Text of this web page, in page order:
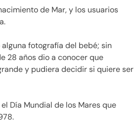
de Mar, y los usuarios
fotografía del bebé; sin
28 años dio a conocer que
y pudiera decidir si quiere ser
Día Mundial de los Mares que